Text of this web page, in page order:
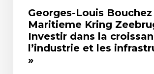
Georges-Louis Bouchez
Maritieme Kring
Investir dans la
l’industrie et les
»